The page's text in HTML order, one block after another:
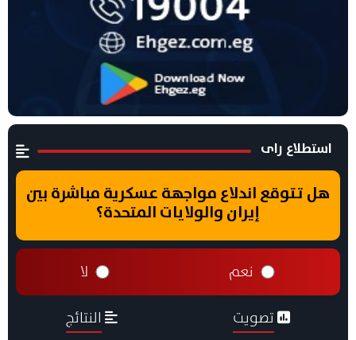
استطلاع راى
هل تتوقع اندلاع مواجهة عسكرية مباشرة بين
إيران والولايات المتحدة؟
نعم لا
تصويت النتائج